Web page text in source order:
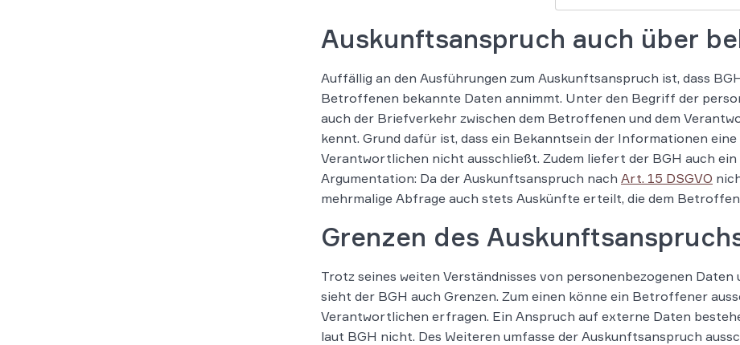
Auskunftsanspruch auch über
Auffällig an den Ausführungen zum Auskunftsanspruch ist, dass
Betroffenen bekannte Daten annimmt. Unter den Begriff der
auch der Briefverkehr zwischen dem Betroffenen und dem
kennt. Grund dafür ist, dass ein Bekanntsein der Informationen
Verantwortlichen nicht ausschließt. Zudem liefert der BGH auch
Argumentation: Da der Auskunftsanspruch nach Art. 15 DSGVO
mehrmalige Abfrage auch stets Auskünfte erteilt, die dem
Grenzen des
Trotz seines weiten Verständnisses von personenbezogenen Daten
sieht der BGH auch Grenzen. Zum einen könne ein Betroffener
Verantwortlichen erfragen. Ein Anspruch auf externe Daten
laut BGH nicht. Des Weiteren umfasse der Auskunftsanspruch